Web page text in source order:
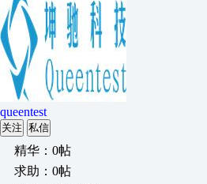
queentest
关注 私信
精华：0帖
求助：0帖